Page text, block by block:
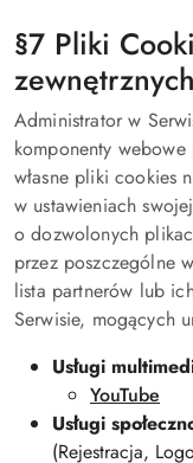
§7 Pliki
zewnętrznych
Administrator w
komponenty
własne pliki cookies
w ustawieniach
o dozwolonych
przez poszczególne
lista partnerów lub
Serwisie, mogących
Usługi
YouTube
Usługi
(Rejestracja,